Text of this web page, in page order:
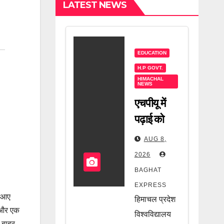
आए
एक
LATEST NEWS
EDUCATION
H.P GOVT.
HIMACHAL
NEWS
एचपीयू में
पढ़ाई को
लेकर बड़ा
झटका! फीस
में हुआ भारी
इजाफा,
छात्रों की
जेब पर
AUG 8,
2026
BAGHAT
EXPRESS
हिमाचल प्रदेश
विश्वविद्यालय